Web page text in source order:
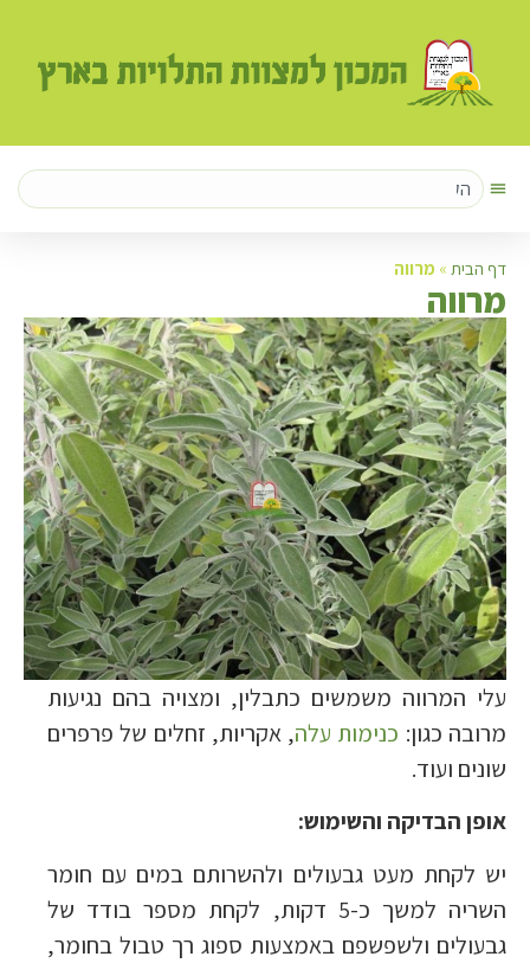
דף הבית » מרווה
מרווה
עלי המרווה משמשים כתבלין, ומצויה בהם נגיעות
מרובה כגון: כנימות עלה, אקריות, זחלים של פרפרים
שונים ועוד.
אופן הבדיקה והשימוש:
יש לקחת מעט גבעולים ולהשרותם במים עם חומר
השריה למשך כ-5 דקות, לקחת מספר בודד של
גבעולים ולשפשפם באמצעות ספוג רך טבול בחומר,